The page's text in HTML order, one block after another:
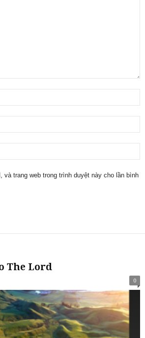
và trang web trong trình duyệt này cho lần bình
The Lord
0